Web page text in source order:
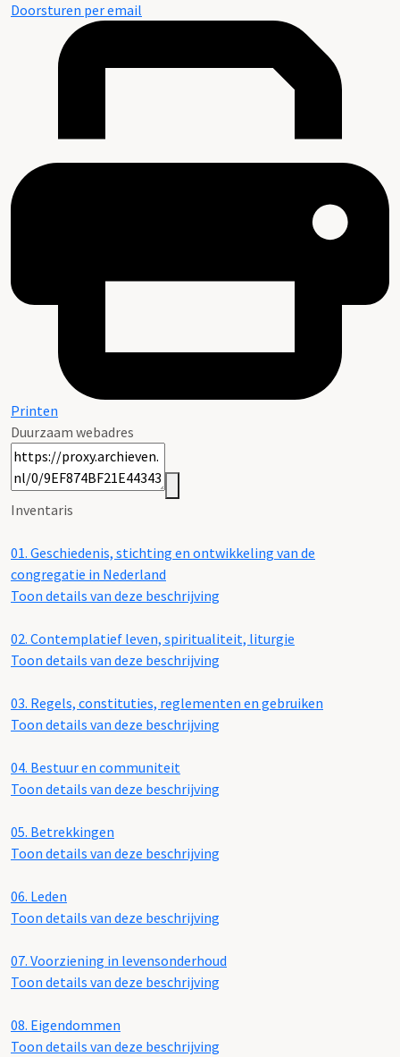
Doorsturen per email
Printen
Duurzaam webadres
Inventaris
01. Geschiedenis, stichting en ontwikkeling van de
congregatie in Nederland
Toon details van deze beschrijving
02. Contemplatief leven, spiritualiteit, liturgie
Toon details van deze beschrijving
03. Regels, constituties, reglementen en gebruiken
Toon details van deze beschrijving
04. Bestuur en communiteit
Toon details van deze beschrijving
05. Betrekkingen
Toon details van deze beschrijving
06. Leden
Toon details van deze beschrijving
07. Voorziening in levensonderhoud
Toon details van deze beschrijving
08. Eigendommen
Toon details van deze beschrijving